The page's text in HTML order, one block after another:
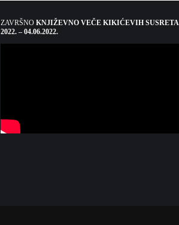
ZAVRŠNO KNJIŽEVNO VEČE KIKIĆEVIH SUSRETA
2022. – 04.06.2022.